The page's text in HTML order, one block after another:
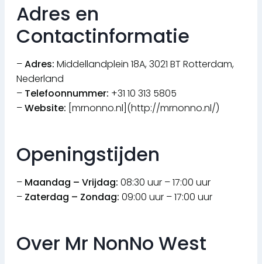
Adres en
Contactinformatie
–Adres: Middellandplein 18A, 3021 BT Rotterdam,
Nederland
– Telefoonnummer: +31 10 313 5805
–Website: [mrnonno.nl](http://mrnonno.nl/)
Openingstijden
– Maandag – Vrijdag: 08:30 uur – 17:00 uur
– Zaterdag – Zondag: 09:00 uur – 17:00 uur
Over Mr NonNo West